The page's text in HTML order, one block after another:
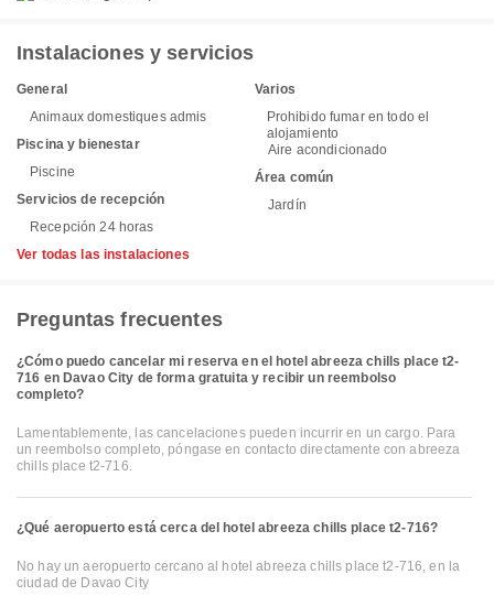
Instalaciones y servicios
General
Animaux domestiques admis
Piscina y bienestar
Piscine
Servicios de recepción
Recepción 24 horas
Varios
Prohibido fumar en todo el
alojamiento
Aire acondicionado
Área común
Jardín
Ver todas las instalaciones
Preguntas frecuentes
¿Cómo puedo cancelar mi reserva en el hotel abreeza chills place t2-
716 en Davao City de forma gratuita y recibir un reembolso
completo?
Lamentablemente, las cancelaciones pueden incurrir en un cargo. Para
un reembolso completo, póngase en contacto directamente con abreeza
chills place t2-716.
¿Qué aeropuerto está cerca del hotel abreeza chills place t2-716?
No hay un aeropuerto cercano al hotel abreeza chills place t2-716, en la
ciudad de Davao City